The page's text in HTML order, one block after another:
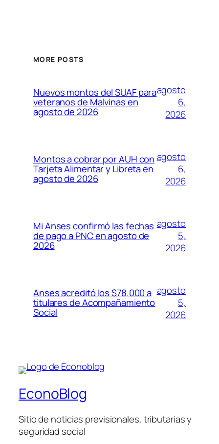
MORE POSTS
Nuevos montos del SUAF para
veteranos de Malvinas en
agosto de 2026
agosto
6,
2026
Montos a cobrar por AUH con
Tarjeta Alimentar y Libreta en
agosto de 2026
agosto
6,
2026
Mi Anses confirmó las fechas
de pago a PNC en agosto de
2026
agosto
5,
2026
Anses acreditó los $78.000 a
titulares de Acompañamiento
Social
agosto
5,
2026
EconoBlog
Sitio de noticias previsionales, tributarias y
seguridad social